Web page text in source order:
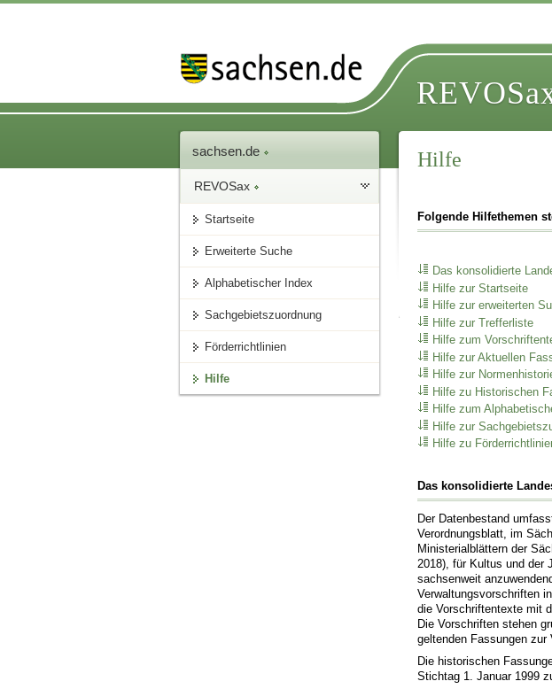
sachsen.de
REVOSax
Startseite
Erweiterte Suche
Alphabetischer Index
Sachgebietszuordnung
Förderrichtlinien
Hilfe
Hilfe
Folgende Hilfethemen
Das konsolidierte
Hilfe zur Startseite
Hilfe zur erweiterten
Hilfe zur Trefferliste
Hilfe zum
Hilfe zur Aktuellen
Hilfe zur
Hilfe zu Historischen
Hilfe zum
Hilfe zur
Hilfe zu
Das konsolidierte
Der Datenbestand
Verordnungsblatt, im
Ministerialblättern der
2018), für Kultus und der
sachsenweit
Verwaltungsvorschriften
die Vorschriftentexte mit
Die Vorschriften stehen
geltenden Fassungen zur
Die historischen
Stichtag 1. Januar 1999